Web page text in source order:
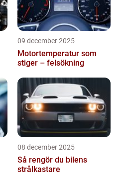
09 december 2025
Motortemperatur som
stiger – felsökning
08 december 2025
Så rengör du bilens
strålkastare